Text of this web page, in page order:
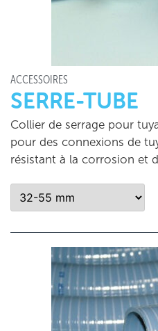
ACCESSOIRES
SERRE-TUBE
Collier de serrage pour
pour des connexions de
résistant à la corrosion et